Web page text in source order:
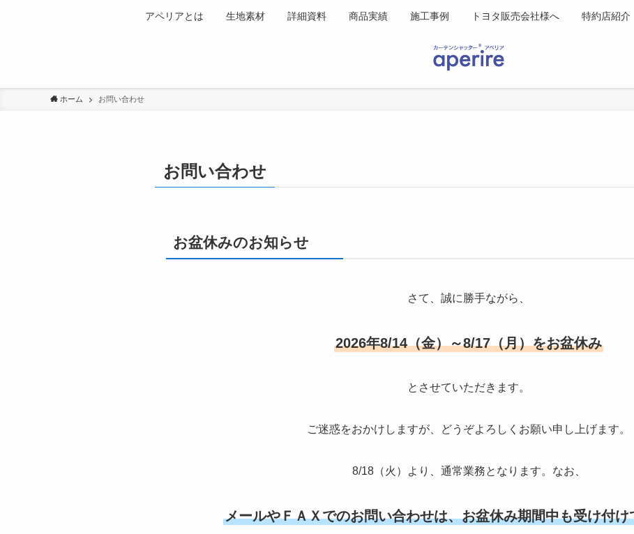
アペリアとは 生地素材 詳細資料 商品実績 施工事例 トヨタ販売会社様へ 特約店紹介
ホーム お問い合わせ
お問い合わせ
お盆休みのお知らせ
さて、誠に勝手ながら、
2026年8/14（金）～8/17（月）をお盆休み
とさせていただきます。
ご迷惑をおかけしますが、どうぞよろしくお願い申し上げます。
8/18（火）より、通常業務となります。なお、
メールやＦＡＸでのお問い合わせは、お盆休み期間中も受け付け